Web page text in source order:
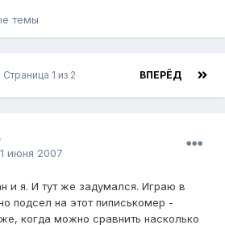
темы
ВПЕРЁД
Страница 1 из 2
1 июня 2007
и я. И тут же задумался. Играю в
подсел на этот пиписькомер -
когда можно сравнить насколько